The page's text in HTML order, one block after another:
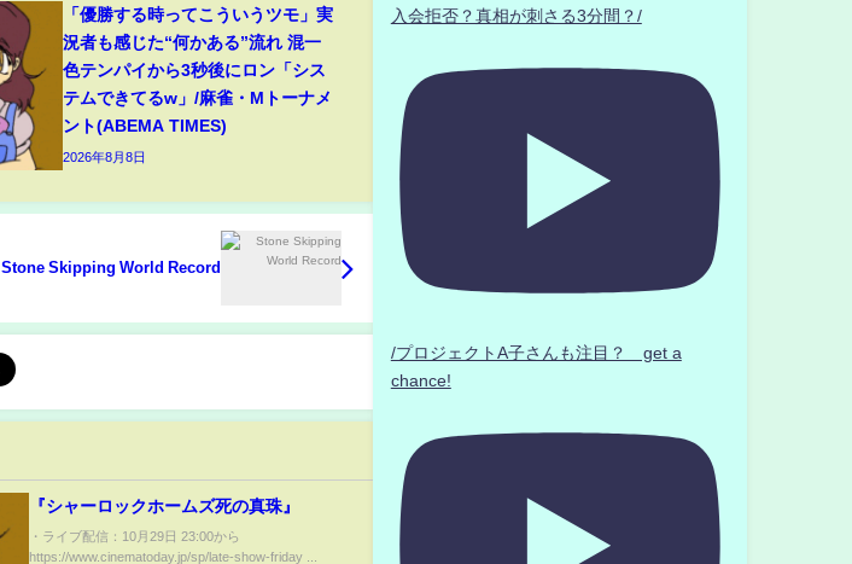
「優勝する時ってこういうツモ」実
況者も感じた“何かある”流れ 混一
色テンパイから3秒後にロン「シス
テムできてるw」/麻雀・Mトーナメ
ント(ABEMA TIMES)
2026年8月8日
Stone Skipping World Record
『シャーロックホームズ死の真珠』
・ライブ配信：10月29日 23:00から
https://www.cinematoday.jp/sp/late-show-friday ...
入会拒否？真相が刺さる3分間？/
/プロジェクトA子さんも注目？ get a
chance!